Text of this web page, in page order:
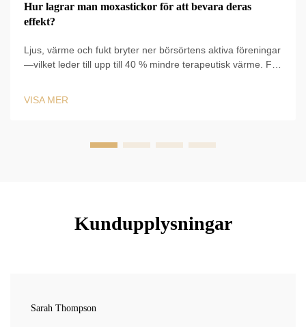
Hur lagrar man moxastickor för att bevara deras
effekt?
Ljus, värme och fukt bryter ner börsörtens aktiva föreningar
—vilket leder till upp till 40 % mindre terapeutisk värme. Följ
VISA MER
Kundupplysningar
Sarah Thompson